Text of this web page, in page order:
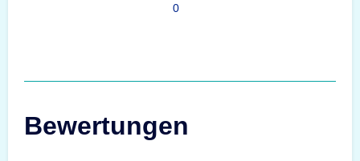
0
Bewertungen